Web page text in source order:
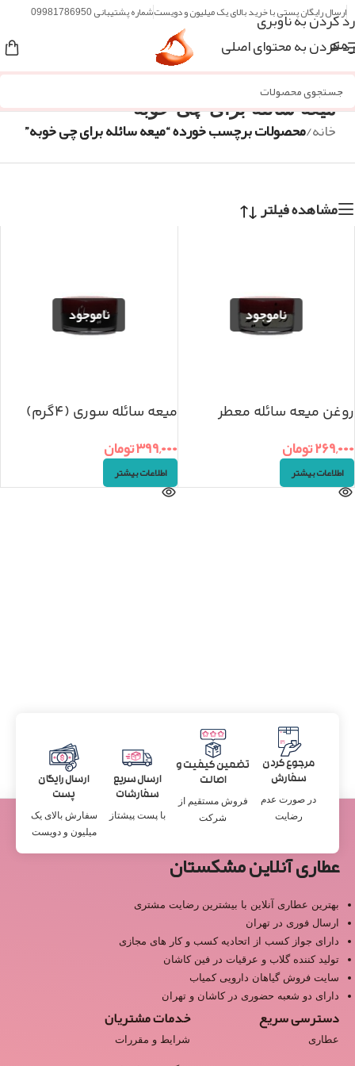
رد کردن به ناوبری
رد کردن به محتوای اصلی
ارسال رایگان پستی با خرید بالای یک میلیون و دویستشماره پشتیبانی 09981786950
منو
میعه سائله برای چی خوبه
خانه/محصولات برچسب خورده “میعه سائله برای چی خوبه”
مشاهده فیلتر
روغن میعه سائله معطر
۲۶۹,۰۰۰تومان
اطلاعات بیشتر
میعه سائله سوری (۴گرم)
۳۹۹,۰۰۰تومان
اطلاعات بیشتر
مرجوع کردن
سفارش
در صورت عدم
رضایت
تضمین کیفیت و
اصالت
فروش مستقیم از
شرکت
ارسال سریع
سفارشات
با پست پیشتاز
ارسال رایگان
پست
سفارش بالای یک
میلیون و دویست
عطاری آنلاین مشکستان
بهترین عطاری آنلاین با بیشترین رضایت مشتری
ارسال فوری در تهران
دارای جواز کسب از اتحادیه کسب و کار های مجازی
تولید کننده گلاب و عرقیات در فین کاشان
سایت فروش گیاهان دارویی کمیاب
دارای دو شعبه حضوری در کاشان و تهران
دسترسی سریع
عطاری
خدمات مشتریان
شرایط و مقررات